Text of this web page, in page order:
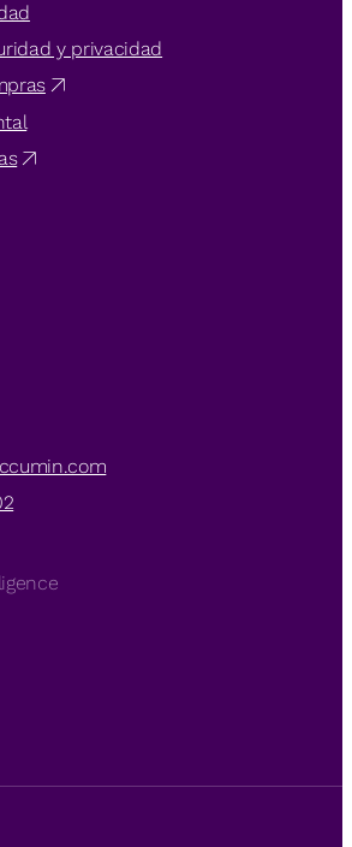
y privacidad